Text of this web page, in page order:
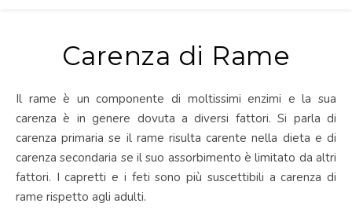
Carenza di Rame
Il rame è un componente di moltissimi enzimi e la sua
carenza è in genere dovuta a diversi fattori. Si parla di
carenza primaria se il rame risulta carente nella dieta e di
carenza secondaria se il suo assorbimento è limitato da altri
fattori. I capretti e i feti sono più suscettibili a carenza di
rame rispetto agli adulti.